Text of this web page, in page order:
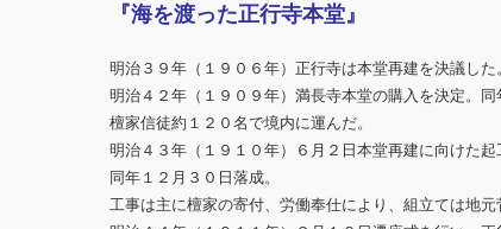
『海を渡った正行寺本堂』
明治３９年（１９０６年）正行寺は本堂再建を決議した
明治４２年（１９０９年）満長寺本堂の購入を決定。
檀家信徒約１２０名で境内に運んだ。
明治４３年（１９１０年）６月２日本堂再建に向けた起
同年１２月３０日落成。
工事は主に檀家の寄付、労働奉仕により、組立ては地元